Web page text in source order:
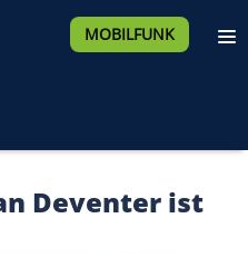
MOBILFUNK
Deventer ist